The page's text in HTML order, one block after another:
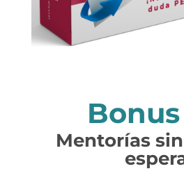
Mentorías